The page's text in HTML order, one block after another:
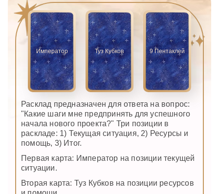
Император Туз Кубков 9 Пентаклей
Расклад предназначен для ответа на вопрос:
"Какие шаги мне предпринять для успешного
начала нового проекта?" Три позиции в
раскладе: 1) Текущая ситуация, 2) Ресурсы и
помощь, 3) Итог.
Первая карта: Император на позиции текущей
ситуации.
Вторая карта: Туз Кубков на позиции ресурсов